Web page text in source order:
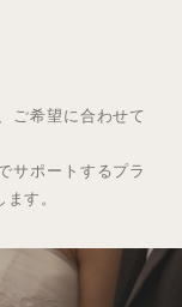
ご希望に合わせて
サポートするプラ
す。